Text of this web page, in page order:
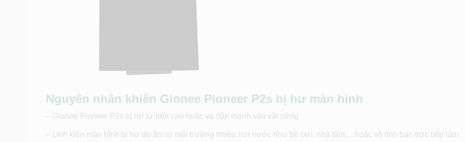
Nguyên nhân khiến Gionee Pioneer P2s bị hư màn hình
– Gionee Pioneer P2s bị rơi từ trên cao hoặc va đập mạnh vào vật cứng
– Linh kiện màn hình bị hư do ẩm từ môi trường nhiều hơi nước như bề bơi, nhà tắm,…hoặc vô tình bạn trực tiếp làm